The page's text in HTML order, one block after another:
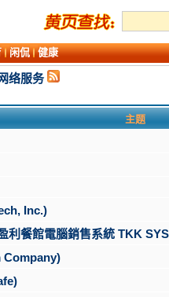
闲侃 健康
络服务
主题
Inc.)
利餐館電腦銷售系統 TKK
Company)